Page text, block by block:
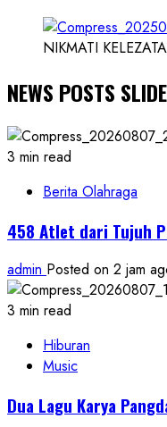
NIKMATI
NEWS POSTS
3 min read
Berita Olahraga
458 Atlet dari Tujuh
admin Posted on 2 jam
3 min read
Hiburan
Music
Dua Lagu Karya